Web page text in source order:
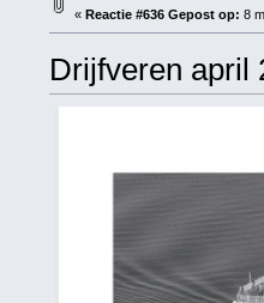
« Reactie #636 Gepost op: 8
Drijfveren april